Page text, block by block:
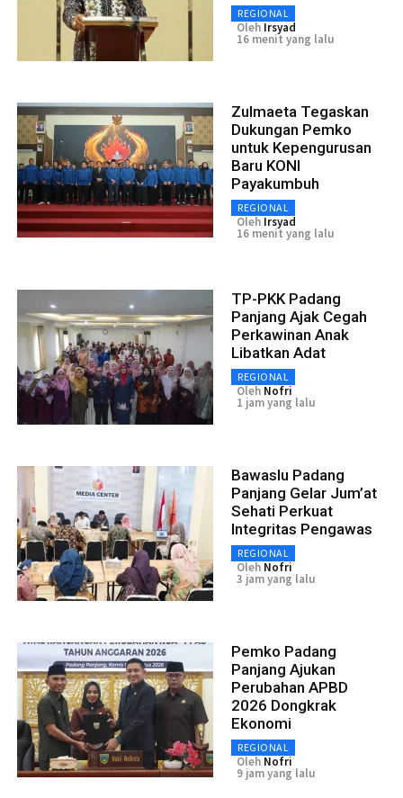
REGIONAL
Oleh Irsyad
16 menit yang lalu
Zulmaeta Tegaskan
Dukungan Pemko
untuk Kepengurusan
Baru KONI
Payakumbuh
REGIONAL
Oleh Irsyad
16 menit yang lalu
TP-PKK Padang
Panjang Ajak Cegah
Perkawinan Anak
Libatkan Adat
REGIONAL
Oleh Nofri
1 jam yang lalu
Bawaslu Padang
Panjang Gelar Jum’at
Sehati Perkuat
Integritas Pengawas
REGIONAL
Oleh Nofri
3 jam yang lalu
Pemko Padang
Panjang Ajukan
Perubahan APBD
2026 Dongkrak
Ekonomi
REGIONAL
Oleh Nofri
9 jam yang lalu